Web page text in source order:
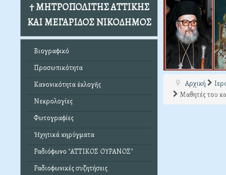
† ΜΗΤΡΟΠΟΛΙΤΗΣ ΑΤΤΙΚΗΣ
ΚΑΙ ΜΕΓΑΡΙΔΟΣ ΝΙΚΟΔΗΜΟΣ
Βιογραφικό
Προσωπικότητα
Κανονικότητα ἐκλογῆς
Νεκρολογίες
Φωτογραφίες
Ἠχητικά κηρύγματα
Ραδιόφωνο "ΑΤΤΙΚΟΣ ΟΥΡΑΝΟΣ"
Ραδιοφωνικές συζητήσεις
Αρχική
Μαθητές του